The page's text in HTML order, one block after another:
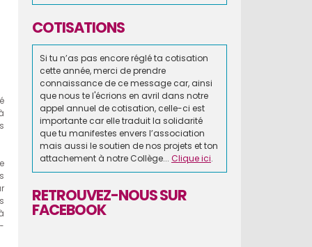
COTISATIONS
Si tu n’as pas encore réglé ta cotisation
cette année, merci de prendre
connaissance de ce message car, ainsi
que nous te l'écrions en avril dans notre
appel annuel de cotisation, celle-ci est
importante car elle traduit la solidarité
que tu manifestes envers l’association
mais aussi le soutien de nos projets et ton
attachement à notre Collège... Clique ici.
RETROUVEZ-NOUS SUR
FACEBOOK